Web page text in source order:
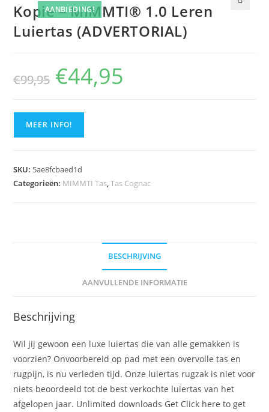
AANBIEDING!
Kopie – MIMMTI® 1.0 Leren
Luiertas (ADVERTORIAL)
€99,95
Oorspronkelijke
prijs
was:
€44,95
MEER INFO!
SKU: 5ae8fcbaed1d
Categorieën: MIMMTI Tas,Tas Cognac
BESCHRIJVING
AANVULLENDE INFORMATIE
Beschrijving
Wil jij gewoon een luxe luiertas die van alle gemakken is
voorzien? Onvoorbereid op pad met een overvolle tas en
rugpijn, is nu verleden tijd. Onze luiertas rugzak is niet voor
niets beoordeeld tot de best verkochte luiertas van het
afgelopen jaar. Unlimited downloads Get Click here to get